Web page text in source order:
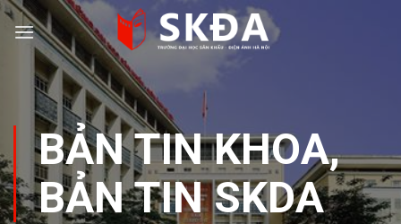
Skip
content
BẢN TIN KHOA,
BẢN TIN SKDA